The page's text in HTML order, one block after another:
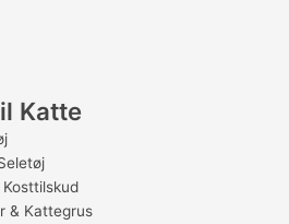
Katte
& Kattegrus